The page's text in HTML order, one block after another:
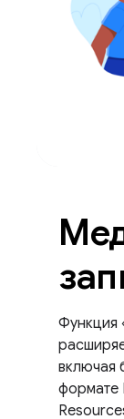
Функция
включая
формате